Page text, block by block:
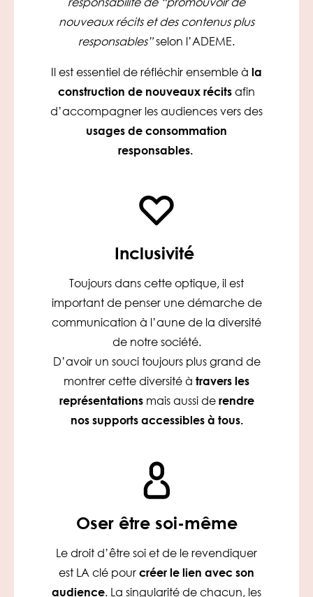
nouveaux récits et des contenus plus
responsables”selon l’ADEME.
Il est essentiel de réfléchir ensemble à la
construction de nouveaux récits afin
d’accompagner les audiences vers des
usages de consommation
responsables.
Inclusivité
Toujours dans cette optique, il est
important de penser une démarche de
communication à l’aune de la diversité
de notre société.
D’avoir un souci toujours plus grand de
montrer cette diversité à travers les
représentationsmais aussi de rendre
nos supports accessibles à tous.
Oser être soi-même
Le droit d’être soi et de le revendiquer
est LA clé pour créer le lien avec son
audience. La singularité de chacun, les